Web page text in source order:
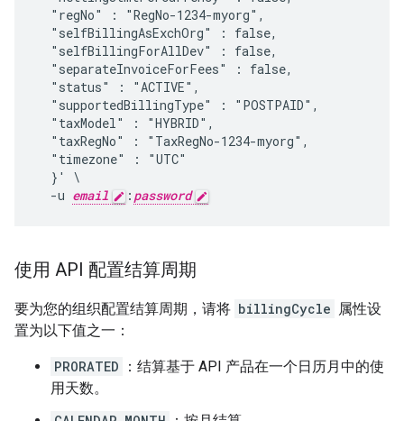
  "regNo" : "RegNo-1234-myorg",
  "selfBillingAsExchOrg" : false,
  "selfBillingForAllDev" : false,
  "separateInvoiceForFees" : false,
  "status" : "ACTIVE",
  "supportedBillingType" : "POSTPAID",
  "taxModel" : "HYBRID",
  "taxRegNo" : "TaxRegNo-1234-myorg",
  "timezone" : "UTC"
  }' \
  -u
email : password
使用 API 配置结算周期
要为您的组织配置结算周期，请将 billingCycle 属性设
置为以下值之一：
PRORATED
：结算基于 API 产品在一个日历月中的使
用天数。